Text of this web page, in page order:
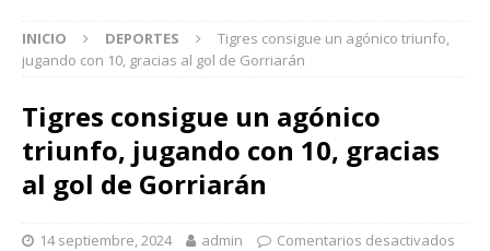
INICIO DEPORTES
Tigres consigue un agónico triunfo,
jugando con 10, gracias al gol de Gorriarán
Tigres consigue un agónico
triunfo, jugando con 10, gracias
al gol de Gorriarán
14 septiembre, 2024 admin Comentarios desactivados